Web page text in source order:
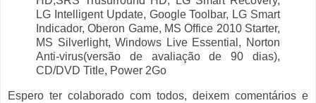
LG Intelligent Update, Google Toolbar, LG Smart
Indicador, Oberon Game, MS Office 2010 Starter,
MS Silverlight, Windows Live Essential, Norton
Anti-virus(versão de avaliação de 90 dias),
CD/DVD Title, Power 2Go
Espero ter colaborado com todos, deixem comentários e